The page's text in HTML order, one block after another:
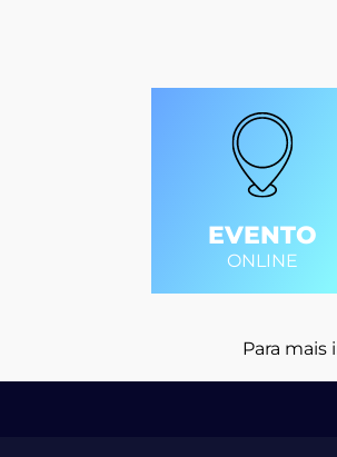
EVENTO
ONLINE
Para mais